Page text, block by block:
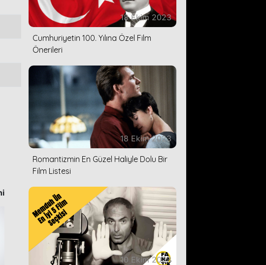
18 Ekim 2023
Cumhuriyetin 100. Yılına Özel Film
Önerileri
18 Ekim 2023
Romantizmin En Güzel Haliyle Dolu Bir
Film Listesi
10 Ekim 2023